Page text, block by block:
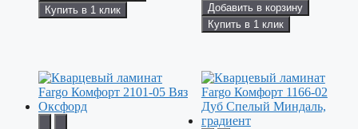
Купить в 1 клик
Добавить в корзину
Купить в 1 клик